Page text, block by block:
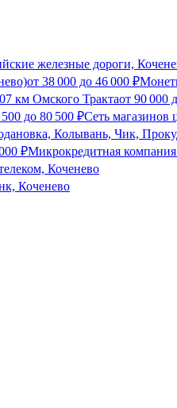
железные дороги,
от 38 000 до 46 000 ₽
км Омского Трактаот 90 000
500 до 80 500 ₽Сеть магазинов
Колывань, Чик,
₽Микрокредитная
Коченево
Коченево